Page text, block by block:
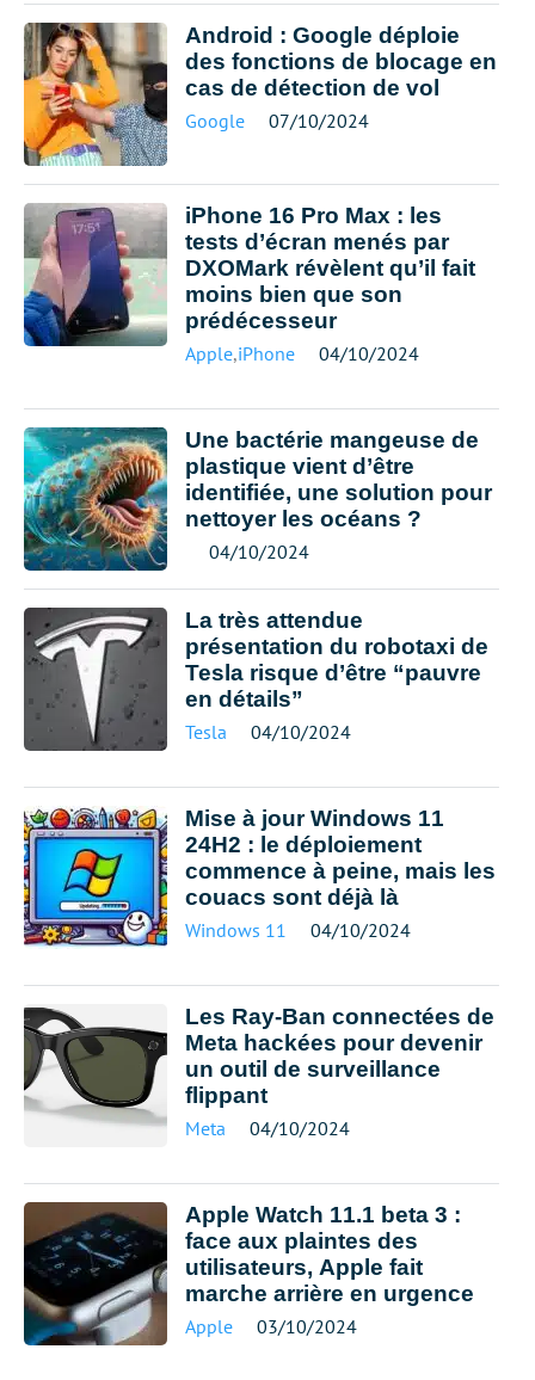
Android : Google déploie
des fonctions de blocage en
cas de détection de vol
Google 07/10/2024
iPhone 16 Pro Max : les
tests d’écran menés par
DXOMark révèlent qu’il fait
moins bien que son
prédécesseur
Apple,iPhone 04/10/2024
Une bactérie mangeuse de
plastique vient d’être
identifiée, une solution pour
nettoyer les océans ?
04/10/2024
La très attendue
présentation du robotaxi de
Tesla risque d’être “pauvre
en détails”
Tesla 04/10/2024
Mise à jour Windows 11
24H2 : le déploiement
commence à peine, mais les
couacs sont déjà là
Windows 11 04/10/2024
Les Ray-Ban connectées de
Meta hackées pour devenir
un outil de surveillance
flippant
Meta 04/10/2024
Apple Watch 11.1 beta 3 :
face aux plaintes des
utilisateurs, Apple fait
marche arrière en urgence
Apple 03/10/2024